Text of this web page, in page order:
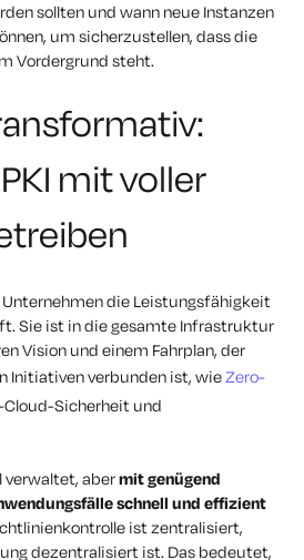
sollten und wann neue Instanzen
um sicherzustellen, dass die
Vordergrund steht.
mit voller
die Leistungsfähigkeit
Sie ist in die gesamte Infrastruktur
Vision und einem Fahrplan, der
Initiativen verbunden ist, wieZero-
Sicherheit und
verwaltet, abermit genügend
schnell und effizient
ist zentralisiert,
dezentralisiert ist. Das bedeutet,